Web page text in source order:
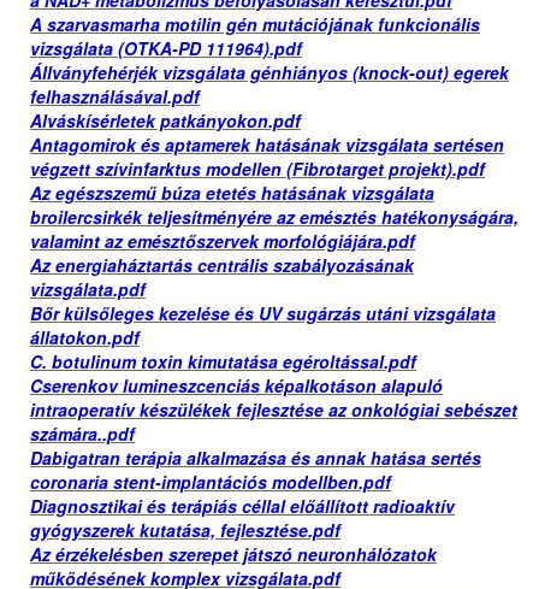
A szarvasmarha motilin gén mutációjának funkcionális
vizsgálata (OTKA-PD 111964).pdf
Állványfehérjék vizsgálata génhiányos (knock-out) egerek
felhasználásával.pdf
Alváskísérletek patkányokon.pdf
Antagomirok és aptamerek hatásának vizsgálata sertésen
végzett szívinfarktus modellen (Fibrotarget projekt).pdf
Az egészszemű búza etetés hatásának vizsgálata
broilercsirkék teljesítményére az emésztés hatékonyságára,
valamint az emésztőszervek morfológiájára.pdf
Az energiaháztartás centrális szabályozásának
vizsgálata.pdf
Bőr külsőleges kezelése és UV sugárzás utáni vizsgálata
állatokon.pdf
C. botulinum toxin kimutatása egéroltással.pdf
Cserenkov lumineszcenciás képalkotáson alapuló
intraoperatív készülékek fejlesztése az onkológiai sebészet
számára..pdf
Dabigatran terápia alkalmazása és annak hatása sertés
coronaria stent-implantációs modellben.pdf
Diagnosztikai és terápiás céllal előállított radioaktív
gyógyszerek kutatása, fejlesztése.pdf
Az érzékelésben szerepet játszó neuronhálózatok
működésének komplex vizsgálata.pdf